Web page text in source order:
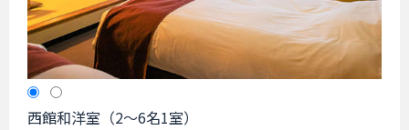
西館和洋室（2～6名1室）